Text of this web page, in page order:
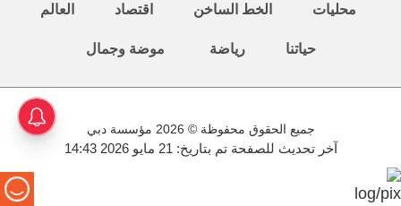
محليات الخط الساخن اقتصاد العالم
حياتنا رياضة موضة وجمال
جميع الحقوق محفوظة © 2026 مؤسسة دبي
آخر تحديث للصفحة تم بتاريخ: 21 مايو 2026 14:43